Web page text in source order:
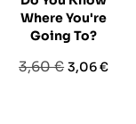
Where You're
Going To?
Prezzo
3,60 € Prezzo
3,06 €